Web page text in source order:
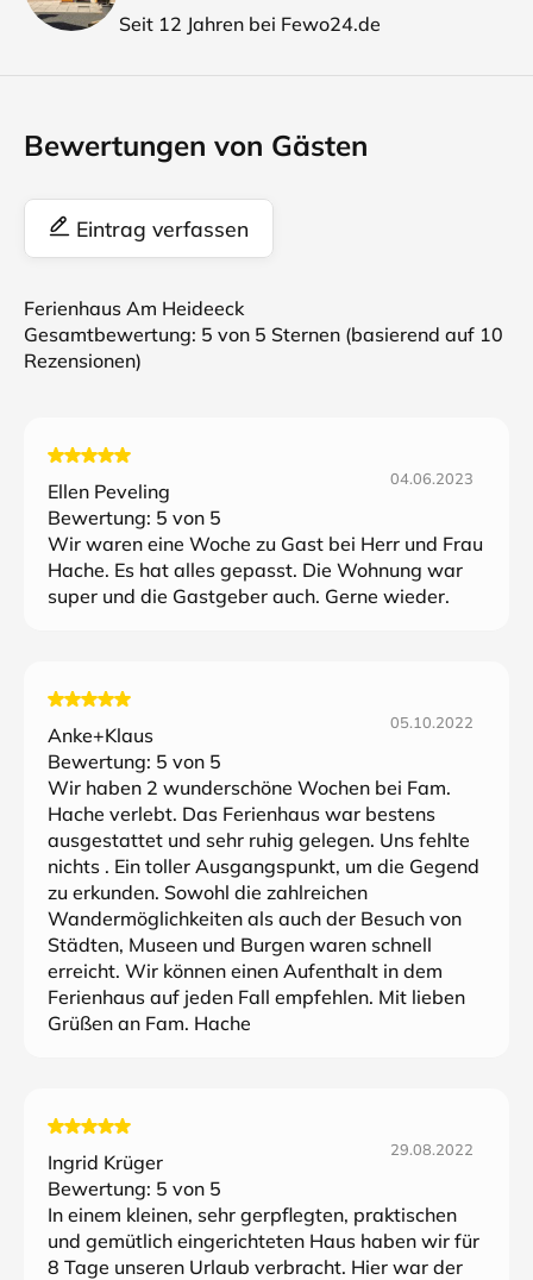
Seit 12 Jahren bei Fewo24.de
Bewertungen von Gästen
Eintrag verfassen
Ferienhaus Am Heideeck
Gesamtbewertung: 5 von 5 Sternen (basierend auf 10
Rezensionen)
Ellen Peveling
04.06.2023
Bewertung: 5 von 5
Wir waren eine Woche zu Gast bei Herr und Frau
Hache. Es hat alles gepasst. Die Wohnung war
super und die Gastgeber auch. Gerne wieder.
Anke+Klaus
05.10.2022
Bewertung: 5 von 5
Wir haben 2 wunderschöne Wochen bei Fam.
Hache verlebt. Das Ferienhaus war bestens
ausgestattet und sehr ruhig gelegen. Uns fehlte
nichts . Ein toller Ausgangspunkt, um die Gegend
zu erkunden. Sowohl die zahlreichen
Wandermöglichkeiten als auch der Besuch von
Städten, Museen und Burgen waren schnell
erreicht. Wir können einen Aufenthalt in dem
Ferienhaus auf jeden Fall empfehlen. Mit lieben
Grüßen an Fam. Hache
Ingrid Krüger
29.08.2022
Bewertung: 5 von 5
In einem kleinen, sehr gerpflegten, praktischen
und gemütlich eingerichteten Haus haben wir für
8 Tage unseren Urlaub verbracht. Hier war der